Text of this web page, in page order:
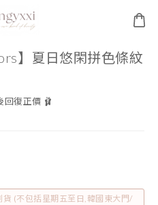
】夏日悠閑拼色條紋
回復正價 🩰
(不包括星期五至日,韓國東大門/